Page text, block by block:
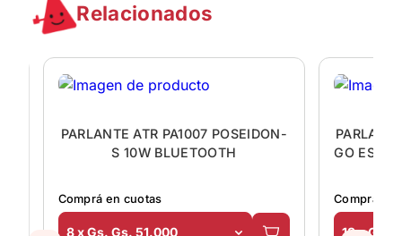
Relacionados
PARLANTE ATR PA1007 POSEIDON-
S 10W BLUETOOTH
Comprá en cuotas
8 x Gs. Gs. 51.000
GO
Comprá en
18 x Gs.